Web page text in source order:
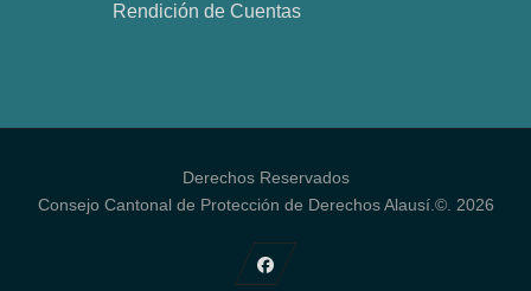
Rendición de Cuentas
Derechos Reservados
Consejo Cantonal de Protección de Derechos Alausí.©. 2026